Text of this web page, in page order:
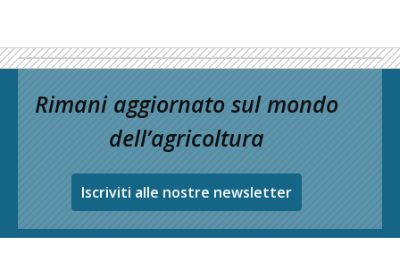
Rimani aggiornato sul mondo
dell’agricoltura
Iscriviti alle nostre newsletter